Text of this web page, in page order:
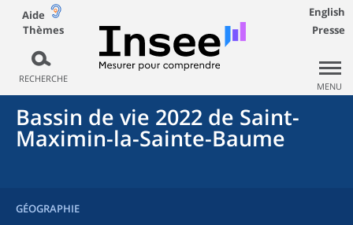
Aide
Thèmes
RECHERCHE
English
Presse
MENU
Bassin de vie 2022 de Saint-
Maximin-la-Sainte-Baume
GÉOGRAPHIE